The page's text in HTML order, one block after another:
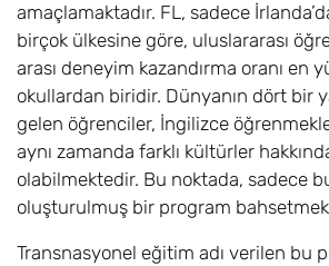
amaçlamaktadır. FL, sadece
birçok ülkesine göre, uluslararası
arası deneyim kazandırma oranı en
okullardan biridir. Dünyanın dört bir
gelen öğrenciler, İngilizce
aynı zamanda farklı kültürler
olabilmektedir. Bu noktada, sadece
oluşturulmuş bir program
Transnasyonel eğitim adı verilen bu